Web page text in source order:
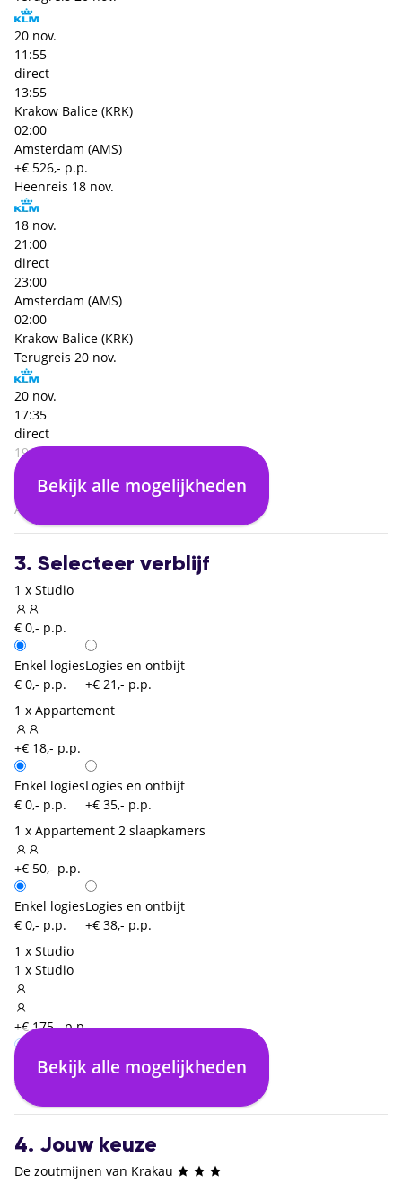
20 nov.
11:55
direct
13:55
Krakow Balice (KRK)
02:00
Amsterdam (AMS)
+€ 526,- p.p.
Heenreis 18 nov.
18 nov.
21:00
direct
23:00
Amsterdam (AMS)
02:00
Krakow Balice (KRK)
Terugreis 20 nov.
20 nov.
17:35
direct
19:35
Krakow Balice (KRK)
02:00
Amsterdam (AMS)
Bekijk alle mogelijkheden
3. Selecteer verblijf
1 x Studio
€ 0,- p.p.
Enkel logies
€ 0,- p.p.
Logies en ontbijt
+€ 21,- p.p.
1 x Appartement
+€ 18,- p.p.
Enkel logies
€ 0,- p.p.
Logies en ontbijt
+€ 35,- p.p.
1 x Appartement 2 slaapkamers
+€ 50,- p.p.
Enkel logies
€ 0,- p.p.
Logies en ontbijt
+€ 38,- p.p.
1 x Studio
1 x Studio
+€ 175,- p.p.
Enkel logies
€ 0,- p.p.
Bekijk alle mogelijkheden
4. Jouw keuze
De zoutmijnen van Krakau